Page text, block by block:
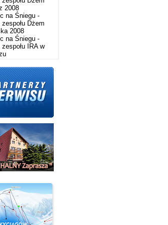
2008
na Śniegu -
zespołu Dżem
2008
na Śniegu -
zespołu IRA w